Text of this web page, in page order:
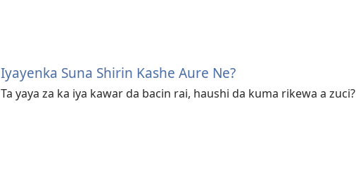
Iyayenka Suna Shirin Kashe Aure Ne?
Ta yaya za ka iya kawar da bacin rai, haushi da kuma rikewa a zuci?